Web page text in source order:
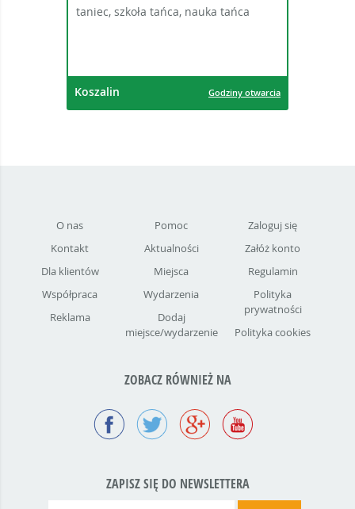
taniec, szkoła tańca, nauka tańca
Koszalin Godziny otwarcia
O nas
Kontakt
Dla klientów
Współpraca
Reklama
Pomoc
Aktualności
Miejsca
Wydarzenia
Dodaj
miejsce/wydarzenie
Zaloguj się
Załóż konto
Regulamin
Polityka
prywatności
Polityka cookies
ZOBACZ RÓWNIEŻ NA
ZAPISZ SIĘ DO NEWSLETTERA